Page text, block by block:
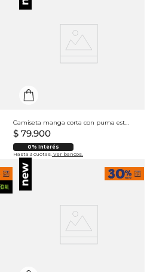
Camiseta manga corta con puma estampado para hombre
$ 79.900
0% Interés
Hasta 3 cuotas. Ver bancos.